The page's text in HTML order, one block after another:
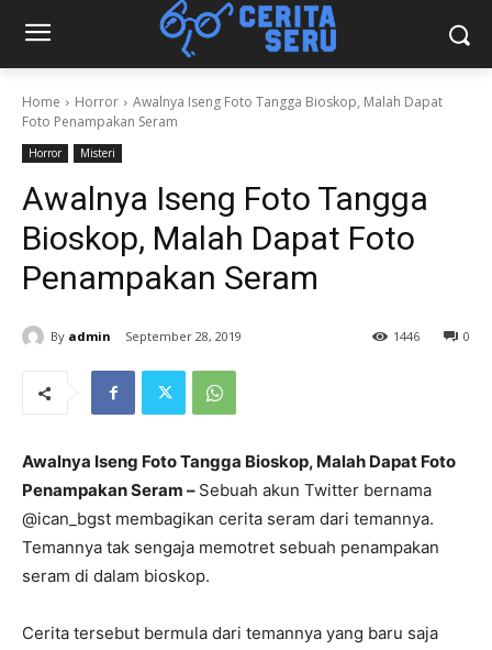
Home Horror
Awalnya Iseng Foto Tangga Bioskop, Malah Dapat
Foto Penampakan Seram
Horror Misteri
Awalnya Iseng Foto Tangga
Bioskop, Malah Dapat Foto
Penampakan Seram
By admin September 28, 2019 0
1446
Awalnya Iseng Foto Tangga Bioskop, Malah Dapat Foto
Penampakan Seram – Sebuah akun Twitter bernama
@ican_bgst membagikan cerita seram dari temannya.
Temannya tak sengaja memotret sebuah penampakan
seram di dalam bioskop.
Cerita tersebut bermula dari temannya yang baru saja